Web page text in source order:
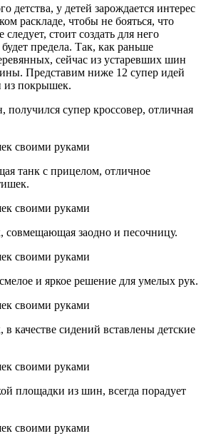
детства, у детей зарождается интерес
раскладе, чтобы не бояться, что
стоит создать для него
предела. Так, как раньше
сейчас из устаревших шин
Представим ниже 12 супер идей
из покрышек.
супер кроссовер, отличная
танк с прицелом, отличное
заодно и песочницу.
и яркое решение для умелых рук.
качестве сидений вставлены детские
площадки из шин, всегда порадует